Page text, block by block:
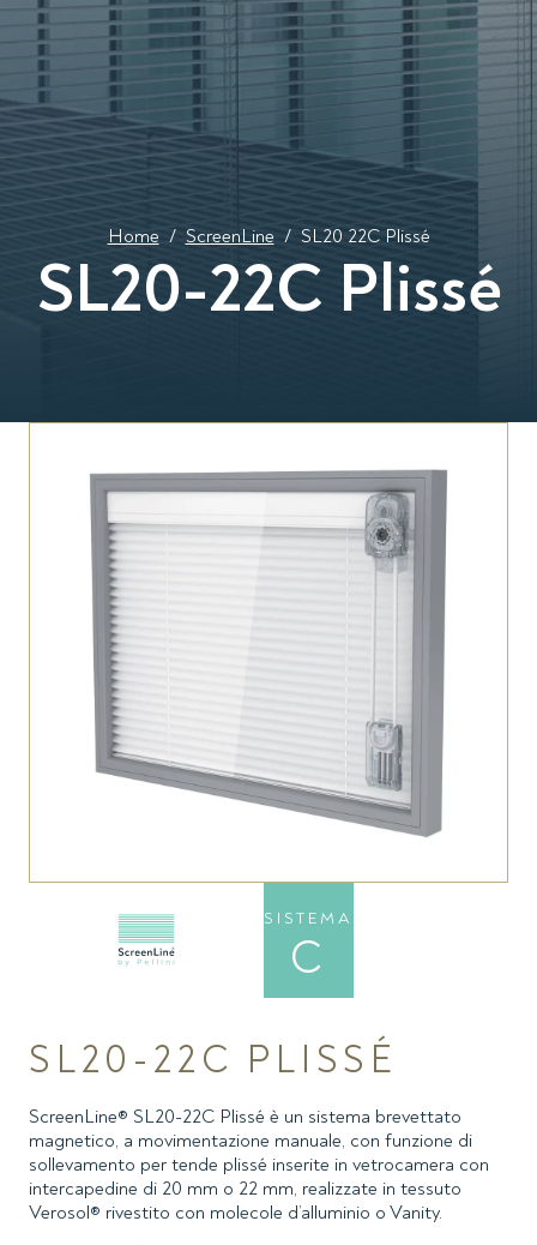
Home / ScreenLine / SL20 22C Plissé
SL20-22C Plissé
SISTEMA
C
SL20-22C PLISSÉ
ScreenLine® SL20-22C Plissé è un sistema brevettato
magnetico, a movimentazione manuale, con funzione di
sollevamento per tende plissé inserite in vetrocamera con
intercapedine di 20 mm o 22 mm, realizzate in tessuto
Verosol® rivestito con molecole d’alluminio o Vanity.